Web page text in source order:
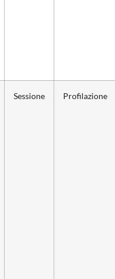
Sessione Profilazione